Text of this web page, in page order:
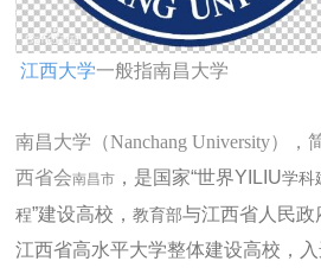
江西大学一般指南昌大学
南昌大学（Nanchang University），
西省会南昌市 ，是国家“世界YILIU学科
程”建设高校，教育部与江西省人民政
江西省高水平大学整体建设高校，